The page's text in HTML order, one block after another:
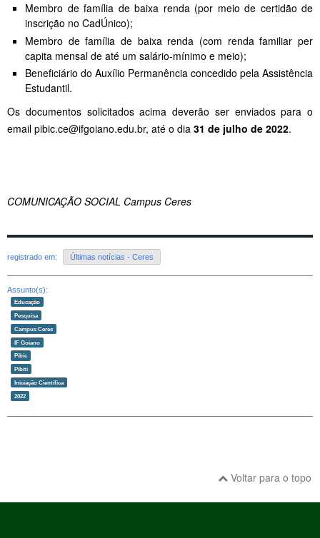
Membro de família de baixa renda (por meio de certidão de
inscrição no CadÚnico);
Membro de família de baixa renda (com renda familiar per
capita mensal de até um salário-mínimo e meio);
Beneficiário do Auxílio Permanência concedido pela Assistência
Estudantil.
Os documentos solicitados acima deverão ser enviados para o
email pibic.ce@ifgoiano.edu.br, até o dia 31 de julho de 2022.
COMUNICAÇÃO SOCIAL Campus Ceres
registrado em: Últimas notícias - Ceres
Assunto(s):
Educação
Pesquisa
Campus Ceres
IF Goiano
Pibic
Pibiti
Iniciação Científica
2022
Voltar para o topo